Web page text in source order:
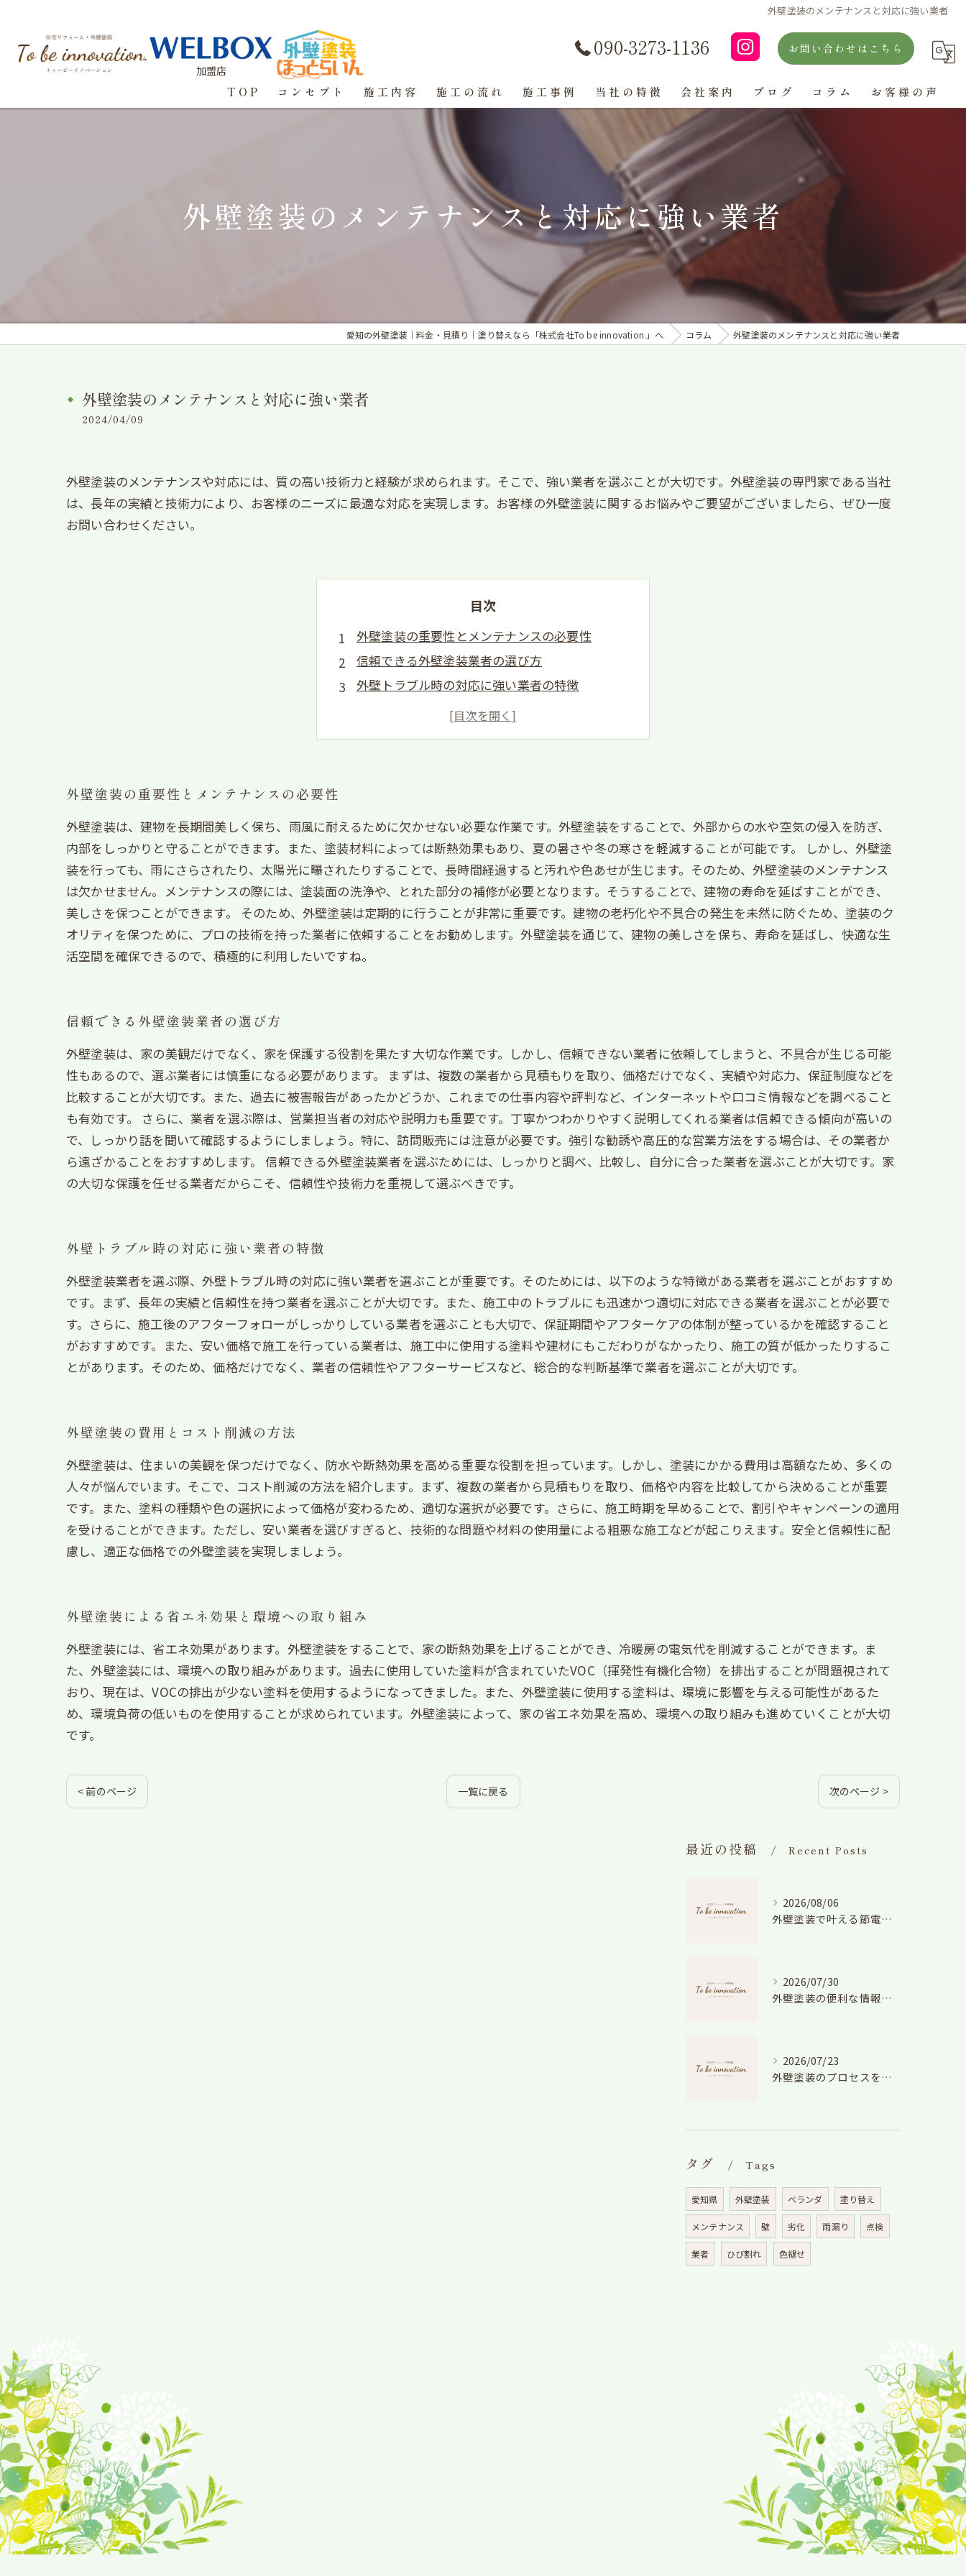
外壁塗装のメンテナンスと対応に強い業者
加盟店
090-3273-1136 お問い合わせはこちら
TOP コンセプト 施工内容 施工の流れ 施工事例 当社の特徴
戸建て
マンション
防水工事
コーキング
会社案内
よくある質問
ブログ コラム お客様の声
外壁塗装のメンテナンスと対応に強い業者
愛知の外壁塗装｜料金・見積り｜塗り替えなら「株式会社To be innovation.」へ コラム 外壁塗装のメンテナンスと対応に強い業者
外壁塗装のメンテナンスと対応に強い業者
2024/04/09
外壁塗装のメンテナンスや対応には、質の高い技術力と経験が求められます。そこで、強い業者を選ぶことが大切です。外壁塗装の専門家である当社
は、長年の実績と技術力により、お客様のニーズに最適な対応を実現します。お客様の外壁塗装に関するお悩みやご要望がございましたら、ぜひ一度
お問い合わせください。
目次
外壁塗装の重要性とメンテナンスの必要性
信頼できる外壁塗装業者の選び方
外壁トラブル時の対応に強い業者の特徴
外壁塗装の費用とコスト削減の方法
外壁塗装の重要性とメンテナンスの必要性
外壁塗装は、建物を長期間美しく保ち、雨風に耐えるために欠かせない必要な作業です。外壁塗装をすることで、外部からの水や空気の侵入を防ぎ、
内部をしっかりと守ることができます。また、塗装材料によっては断熱効果もあり、夏の暑さや冬の寒さを軽減することが可能です。 しかし、外壁塗
装を行っても、雨にさらされたり、太陽光に曝されたりすることで、長時間経過すると汚れや色あせが生じます。そのため、外壁塗装のメンテナンス
は欠かせません。メンテナンスの際には、塗装面の洗浄や、とれた部分の補修が必要となります。そうすることで、建物の寿命を延ばすことができ、
美しさを保つことができます。 そのため、外壁塗装は定期的に行うことが非常に重要です。建物の老朽化や不具合の発生を未然に防ぐため、塗装のク
オリティを保つために、プロの技術を持った業者に依頼することをお勧めします。外壁塗装を通じて、建物の美しさを保ち、寿命を延ばし、快適な生
活空間を確保できるので、積極的に利用したいですね。
信頼できる外壁塗装業者の選び方
外壁塗装は、家の美観だけでなく、家を保護する役割を果たす大切な作業です。しかし、信頼できない業者に依頼してしまうと、不具合が生じる可能
性もあるので、選ぶ業者には慎重になる必要があります。 まずは、複数の業者から見積もりを取り、価格だけでなく、実績や対応力、保証制度などを
比較することが大切です。また、過去に被害報告があったかどうか、これまでの仕事内容や評判など、インターネットや口コミ情報などを調べること
も有効です。 さらに、業者を選ぶ際は、営業担当者の対応や説明力も重要です。丁寧かつわかりやすく説明してくれる業者は信頼できる傾向が高いの
で、しっかり話を聞いて確認するようにしましょう。特に、訪問販売には注意が必要です。強引な勧誘や高圧的な営業方法をする場合は、その業者か
ら遠ざかることをおすすめします。 信頼できる外壁塗装業者を選ぶためには、しっかりと調べ、比較し、自分に合った業者を選ぶことが大切です。家
の大切な保護を任せる業者だからこそ、信頼性や技術力を重視して選ぶべきです。
外壁トラブル時の対応に強い業者の特徴
外壁塗装業者を選ぶ際、外壁トラブル時の対応に強い業者を選ぶことが重要です。そのためには、以下のような特徴がある業者を選ぶことがおすすめ
です。まず、長年の実績と信頼性を持つ業者を選ぶことが大切です。また、施工中のトラブルにも迅速かつ適切に対応できる業者を選ぶことが必要で
す。さらに、施工後のアフターフォローがしっかりしている業者を選ぶことも大切で、保証期間やアフターケアの体制が整っているかを確認すること
がおすすめです。また、安い価格で施工を行っている業者は、施工中に使用する塗料や建材にもこだわりがなかったり、施工の質が低かったりするこ
とがあります。そのため、価格だけでなく、業者の信頼性やアフターサービスなど、総合的な判断基準で業者を選ぶことが大切です。
外壁塗装の費用とコスト削減の方法
外壁塗装は、住まいの美観を保つだけでなく、防水や断熱効果を高める重要な役割を担っています。しかし、塗装にかかる費用は高額なため、多くの
人々が悩んでいます。そこで、コスト削減の方法を紹介します。まず、複数の業者から見積もりを取り、価格や内容を比較してから決めることが重要
です。また、塗料の種類や色の選択によって価格が変わるため、適切な選択が必要です。さらに、施工時期を早めることで、割引やキャンペーンの適用
を受けることができます。ただし、安い業者を選びすぎると、技術的な問題や材料の使用量による粗悪な施工などが起こりえます。安全と信頼性に配
慮し、適正な価格での外壁塗装を実現しましょう。
外壁塗装による省エネ効果と環境への取り組み
外壁塗装には、省エネ効果があります。外壁塗装をすることで、家の断熱効果を上げることができ、冷暖房の電気代を削減することができます。ま
た、外壁塗装には、環境への取り組みがあります。過去に使用していた塗料が含まれていたVOC（揮発性有機化合物）を排出することが問題視されて
おり、現在は、VOCの排出が少ない塗料を使用するようになってきました。また、外壁塗装に使用する塗料は、環境に影響を与える可能性があるた
め、環境負荷の低いものを使用することが求められています。外壁塗装によって、家の省エネ効果を高め、環境への取り組みも進めていくことが大切
です。
< 前のページ 一覧に戻る 次のページ >
最近の投稿 Recent Posts
2026/08/06
外壁塗装で叶える節電効果と愛知県の相場や色選びのポイントを徹底解説
2026/07/30
外壁塗装の便利な情報と失敗しない色や費用判断のコツを徹底解説
2026/07/23
外壁塗装のプロセスを愛知県でスムーズに進めるための工程と費用徹底解説
タグ Tags
愛知県 外壁塗装 ベランダ 塗り替え
メンテナンス 壁 劣化 雨漏り 点検
業者 ひび割れ 色褪せ